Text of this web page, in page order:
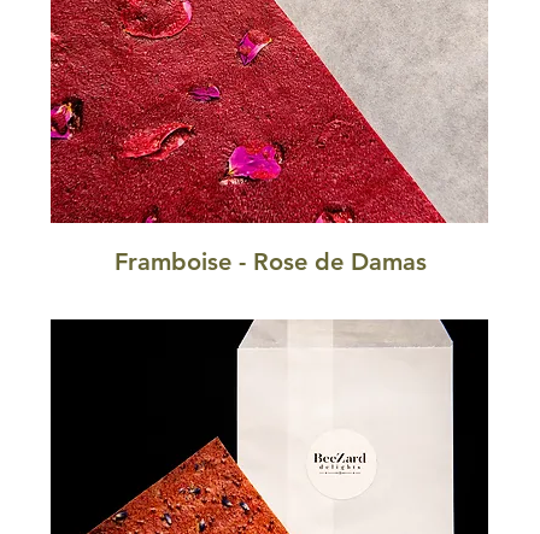
Framboise - Rose de Damas